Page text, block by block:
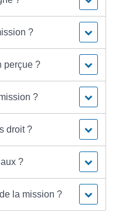
?
perçue ?
?
droit ?
?
la mission ?